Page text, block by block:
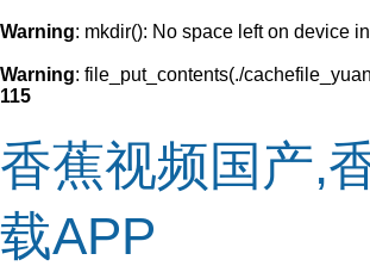
Warning: mkdir(): No space left on device in
Warning: file_put_contents(./
115
香蕉视频国产,
载APP